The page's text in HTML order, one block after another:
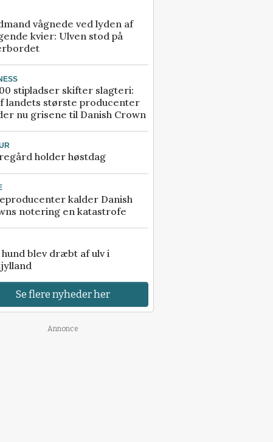
vågnede ved lyden af
kvier: Ulven stod på
stipladser skifter slagteri:
landets største producenter
nu grisene til Danish Crown
holder høstdag
kalder Danish
notering en katastrofe
hund blev dræbt af ulv i
Se flere nyheder her
Annonce